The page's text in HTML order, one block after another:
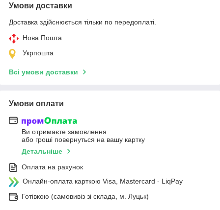
Умови доставки
Доставка здійснюється тільки по передоплаті.
Нова Пошта
Укрпошта
Всі умови доставки
Умови оплати
Ви отримаєте замовлення
або гроші повернуться на вашу картку
Детальніше
Оплата на рахунок
Онлайн-оплата карткою Visa, Mastercard - LiqPay
Готівкою (самовивіз зі склада, м. Луцьк)